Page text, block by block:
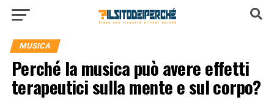
MUSICA
Perché la musica può avere effetti
terapeutici sulla mente e sul corpo?